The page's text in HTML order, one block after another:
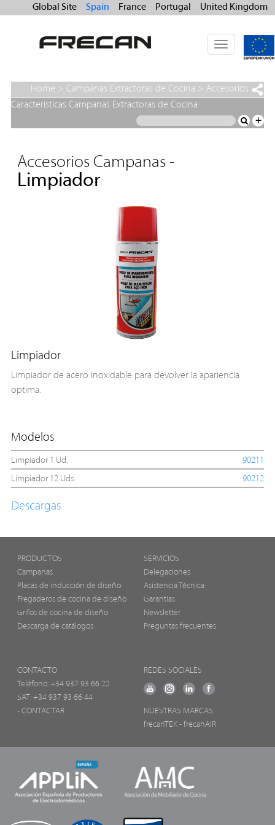
Global Site Spain France Portugal United Kingdom
Toggle
navigation
Home > Campanas Extractoras de Cocina > Accesorios
Campanas
Características Campanas Extractoras de Cocina
+
Accesorios Campanas -
Limpiador
Limpiador
Limpiador de acero inoxidable para devolver la apariencia
optima.
Modelos
Limpiador 1 Ud.
90211
Limpiador 12 Uds.
90212
Descargas
PRODUCTOS
Campanas
Placas de inducción de diseño
Fregaderos de cocina de diseño
Grifos de cocina de diseño
Descarga de catálogos
SERVICIOS
Delegaciones
Asistencia Técnica
Garantías
Newsletter
Preguntas frecuentes
CONTACTO
Teléfono: +34 937 93 66 22
SAT: +34 937 93 66 44
- CONTACTAR
REDES SOCIALES
NUESTRAS MARCAS
frecanTEK - frecanAIR